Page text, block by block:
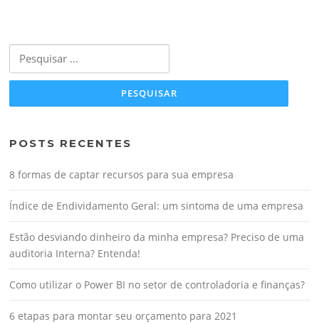
por:
POSTS RECENTES
8 formas de captar recursos para sua empresa
Índice de Endividamento Geral: um sintoma de uma empresa
Estão desviando dinheiro da minha empresa? Preciso de uma
auditoria Interna? Entenda!
Como utilizar o Power BI no setor de controladoria e finanças?
6 etapas para montar seu orçamento para 2021